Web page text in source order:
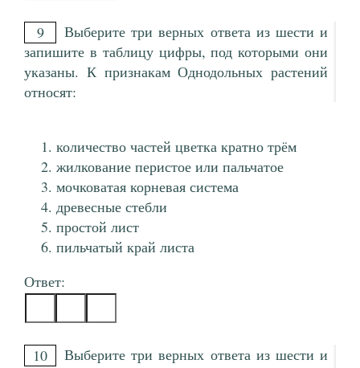
9
Выберите три верных ответа из шести и
запишите в таблицу цифры, под которыми они
указаны. К признакам Однодольных растений
относят:
количество частей цветка кратно трём
жилкование перистое или пальчатое
мочковатая корневая система
древесные стебли
простой лист
пильчатый край листа
Ответ:
10
Выберите три верных ответа из шести и